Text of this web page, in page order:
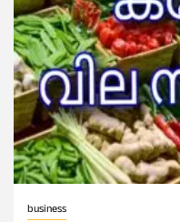
business